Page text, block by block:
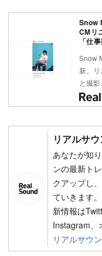
Snow
CMリ
「仕
Snow
新。
と撮
リアルサ
あなたが知
ンの最新ト
クアップし
ていきます
新情報は
Instagram、
リアルサウ